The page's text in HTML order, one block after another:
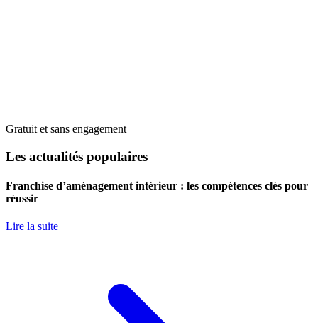
Gratuit et sans engagement
Les actualités populaires
Franchise d’aménagement intérieur : les compétences clés pour
réussir
Lire la suite